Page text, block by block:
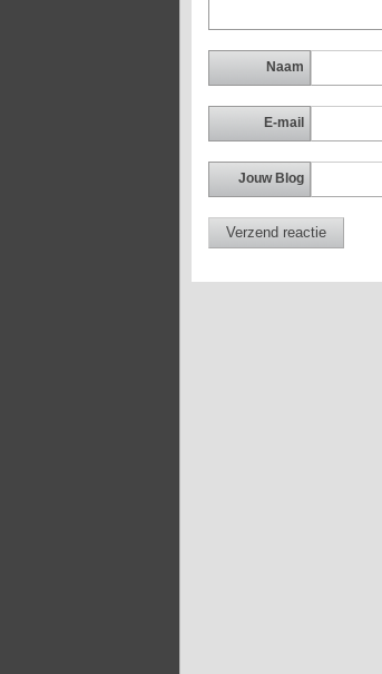
Naam
E-mail
Jouw Blog